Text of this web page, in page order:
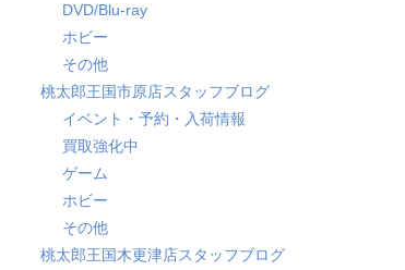
DVD/Blu-ray
ホビー
その他
桃太郎王国市原店スタッフブログ
イベント・予約・入荷情報
買取強化中
ゲーム
ホビー
その他
桃太郎王国木更津店スタッフブログ